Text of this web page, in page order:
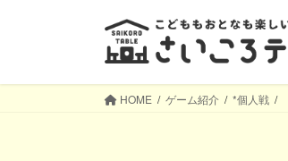
HOME ゲーム紹介 *個人戦